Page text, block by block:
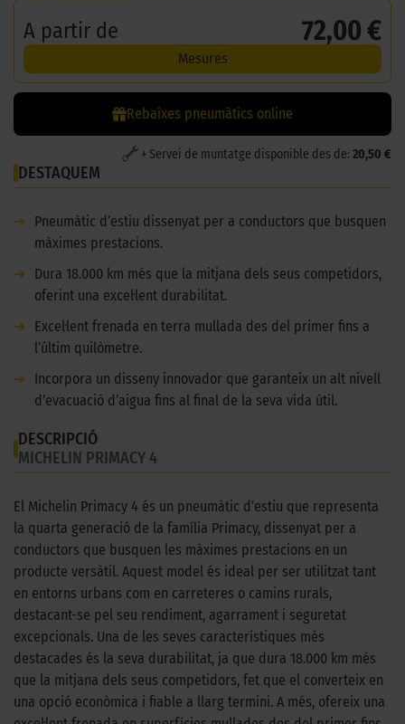
A partir de 72,00 €
Mesures
Rebaixes pneumàtics online
+ Servei de muntatge disponible des de: 20,50 €
DESTAQUEM
➜
Pneumàtic d’estiu dissenyat per a conductors que busquen
màximes prestacions.
➜
Dura 18.000 km més que la mitjana dels seus competidors,
oferint una excel·lent durabilitat.
➜
Excel·lent frenada en terra mullada des del primer fins a
l’últim quilòmetre.
➜
Incorpora un disseny innovador que garanteix un alt nivell
d’evacuació d’aigua fins al final de la seva vida útil.
DESCRIPCIÓ
MICHELIN PRIMACY 4
El Michelin Primacy 4 és un pneumàtic d’estiu que representa
la quarta generació de la família Primacy, dissenyat per a
conductors que busquen les màximes prestacions en un
producte versàtil. Aquest model és ideal per ser utilitzat tant
en entorns urbans com en carreteres o camins rurals,
destacant-se pel seu rendiment, agarrament i seguretat
excepcionals. Una de les seves característiques més
destacades és la seva durabilitat, ja que dura 18.000 km més
que la mitjana dels seus competidors, fet que el converteix en
una opció econòmica i fiable a llarg termini. A més, ofereix una